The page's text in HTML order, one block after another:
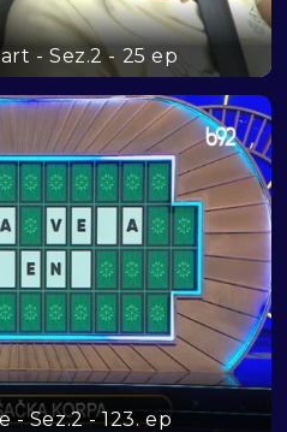
- Sez.2 - 25 ep
- Sez.2 - 123. ep